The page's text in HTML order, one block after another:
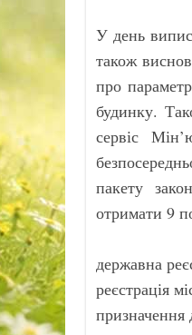
У день
також
про
будинку.
сервіс
пакету
отримати 9
державна
реєстрація